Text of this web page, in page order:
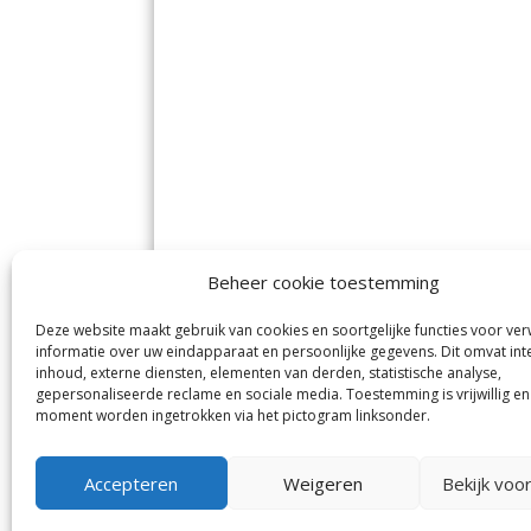
Beheer cookie toestemming
Deze website maakt gebruik van cookies en soortgelijke functies voor
informatie over uw eindapparaat en persoonlijke gegevens. Dit omvat
inhoud, externe diensten, elementen van derden, statistische analyse,
gepersonaliseerde reclame en sociale media. Toestemming is vrijwillig
moment worden ingetrokken via het pictogram linksonder.
Accepteren Weigeren Bekijk
De Nieuwe Meerbode
Visserstraat 10
1431 GJ Aalsmeer
0297-341900
info@meerbode.nl
en
De